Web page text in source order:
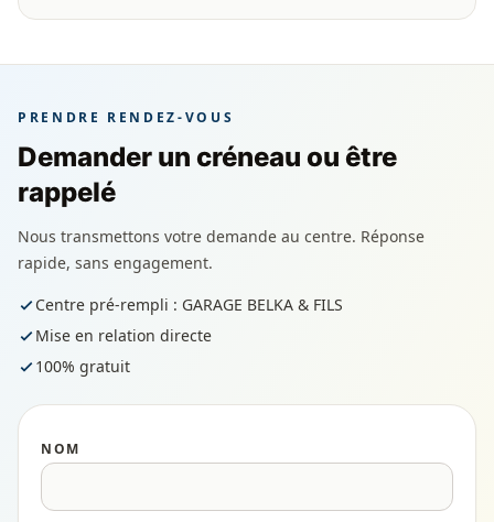
PRENDRE RENDEZ-VOUS
Demander un créneau ou être
rappelé
Nous transmettons votre demande au centre. Réponse
rapide, sans engagement.
Centre pré-rempli : GARAGE BELKA & FILS
Mise en relation directe
100% gratuit
NOM